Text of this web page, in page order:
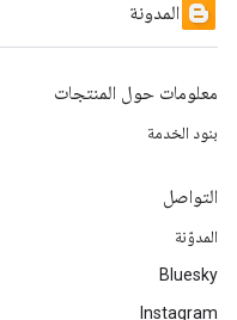
المدونة
معلومات حول المنتجات
بنود الخدمة
التواصل
المدوّنة
Bluesky
Instagram